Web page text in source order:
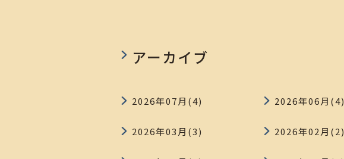
アーカイブ
2026年07月(4) 2026年06月(4)
2026年03月(3) 2026年02月(2)